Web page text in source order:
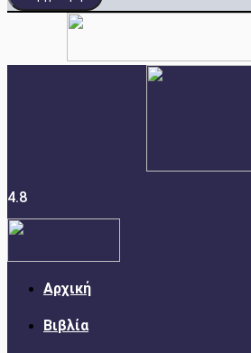
4.8
Αρχική
Βιβλία